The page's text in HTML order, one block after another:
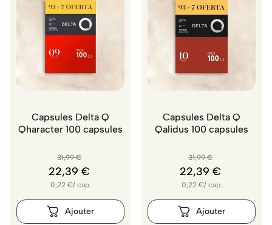
Capsules Delta Q
Qharacter 100 capsules
31,99 €
22,39 €
0,22 €/ cap.
Capsules Delta Q
Qalidus 100 capsules
31,99 €
22,39 €
0,22 €/ cap.